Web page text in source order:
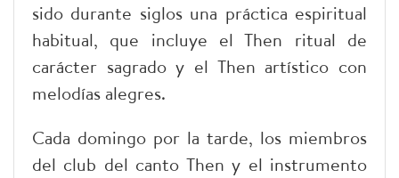
sido durante siglos una práctica espiritual
habitual, que incluye el Then ritual de
carácter sagrado y el Then artístico con
melodías alegres.
Cada domingo por la tarde, los miembros
del club del canto Then y el instrumento